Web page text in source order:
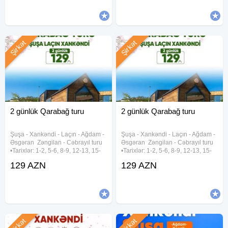
2 günlük Qarabağ turu
Şuşa ︎- Xankəndi ︎- Laçın ︎- Ağdam ︎-
Əsgəran ︎ Zəngilan ︎- Cəbrayıl turu
•Tarixlər: 1-2, 5-6, 8-9, 12-13, 15-
Avqust •Qiymətlər: ✓Laçında
Şirkət
129 AZN
2 günlük Qarabağ turu
Şuşa ︎- Xankəndi ︎- Laçın ︎- Ağdam ︎-
Əsgəran ︎ Zəngilan ︎- Cəbrayıl turu
•Tarixlər: 1-2, 5-6, 8-9, 12-13, 15-
Avqust •Qiymətlər: ✓Laçında
Şirkət
129 AZN